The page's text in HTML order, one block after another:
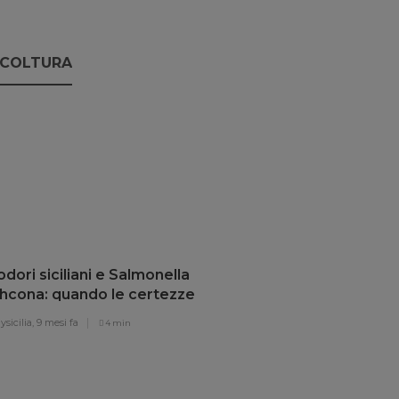
siciliani e Salmonella
quando le certezze
9 mesi fa 4 min